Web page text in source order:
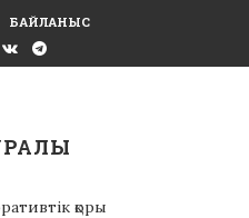
БАЙЛАНЫС
қоры